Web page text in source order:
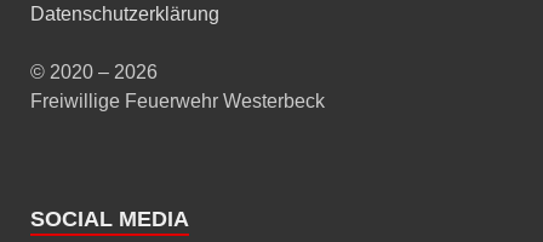
Datenschutzerklärung
© 2020 – 2026
Freiwillige Feuerwehr Westerbeck
SOCIAL MEDIA